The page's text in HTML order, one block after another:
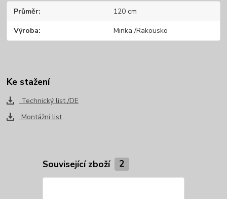
Průměr 120 cm
Výroba Minka /Rakousko
Ke stažení
Technický list /DE
Montážní list
Související zboží 2